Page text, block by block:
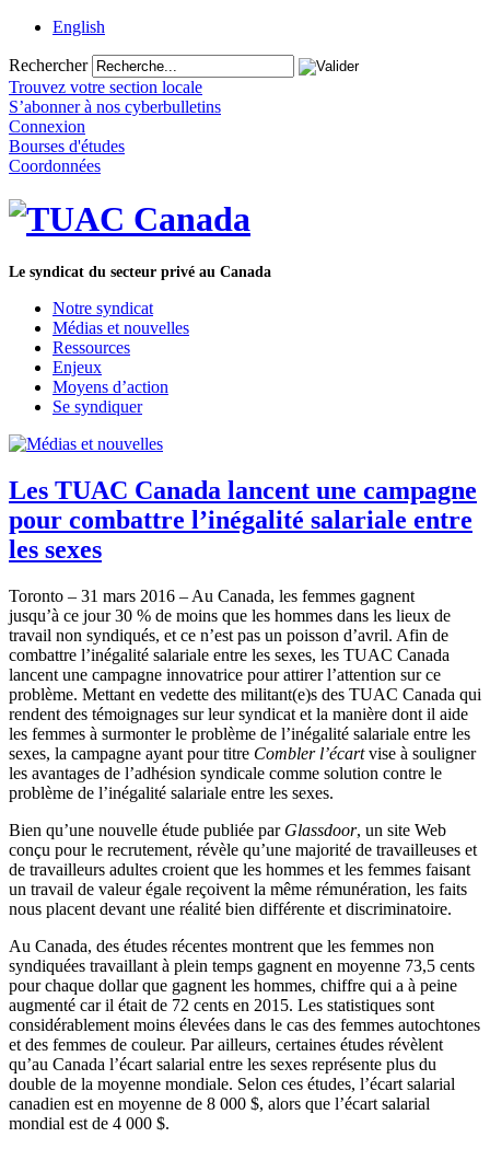
English
Rechercher
Trouvez votre section locale
S’abonner à nos cyberbulletins
Connexion
Bourses d'études
Coordonnées
Le syndicat du secteur privé au Canada
Notre syndicat
Médias et nouvelles
Ressources
Enjeux
Moyens d’action
Se syndiquer
Les TUAC Canada lancent une campagne
pour combattre l’inégalité salariale entre
les sexes
Toronto – 31 mars 2016 – Au Canada, les femmes gagnent
jusqu’à ce jour 30 % de moins que les hommes dans les lieux de
travail non syndiqués, et ce n’est pas un poisson d’avril. Afin de
combattre l’inégalité salariale entre les sexes, les TUAC Canada
lancent une campagne innovatrice pour attirer l’attention sur ce
problème. Mettant en vedette des militant(e)s des TUAC Canada qui
rendent des témoignages sur leur syndicat et la manière dont il aide
les femmes à surmonter le problème de l’inégalité salariale entre les
sexes, la campagne ayant pour titre Combler l’écartvise à souligner
les avantages de l’adhésion syndicale comme solution contre le
problème de l’inégalité salariale entre les sexes.
Bien qu’une nouvelle étude publiée par Glassdoor, un site Web
conçu pour le recrutement, révèle qu’une majorité de travailleuses et
de travailleurs adultes croient que les hommes et les femmes faisant
un travail de valeur égale reçoivent la même rémunération, les faits
nous placent devant une réalité bien différente et discriminatoire.
Au Canada, des études récentes montrent que les femmes non
syndiquées travaillant à plein temps gagnent en moyenne 73,5 cents
pour chaque dollar que gagnent les hommes, chiffre qui a à peine
augmenté car il était de 72 cents en 2015. Les statistiques sont
considérablement moins élevées dans le cas des femmes autochtones
et des femmes de couleur. Par ailleurs, certaines études révèlent
qu’au Canada l’écart salarial entre les sexes représente plus du
double de la moyenne mondiale. Selon ces études, l’écart salarial
canadien est en moyenne de 8 000 $, alors que l’écart salarial
mondial est de 4 000 $.